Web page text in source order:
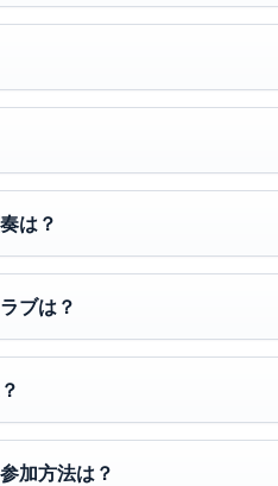
は？
ブは？
加方法は？